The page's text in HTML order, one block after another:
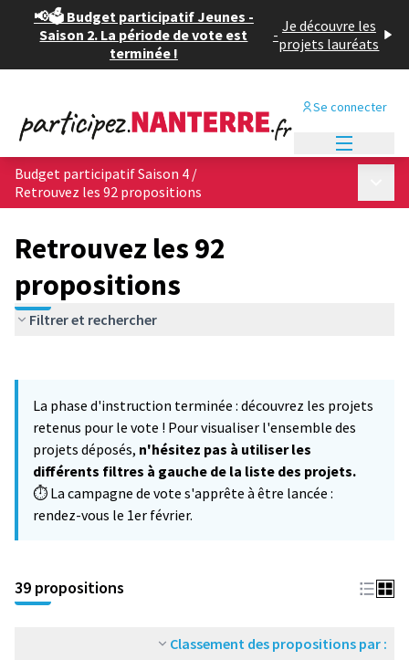
📢🗳️ Budget participatif Jeunes -
Saison 2. La période de vote est
terminée !
- Je découvre les
projets lauréats
Se connecter
Budget participatif Saison 4 /
Retrouvez les 92 propositions
Retrouvez les 92
propositions
Filtrer et rechercher
−
La phase d'instruction terminée : découvrez les projets
retenus pour le vote ! Pour visualiser l'ensemble des
projets déposés, n'hésitez pas à utiliser les
différents filtres à gauche de la liste des projets.
⏱️ La campagne de vote s'apprête à être lancée :
rendez-vous le 1er février.
39 propositions
Classement des propositions par :